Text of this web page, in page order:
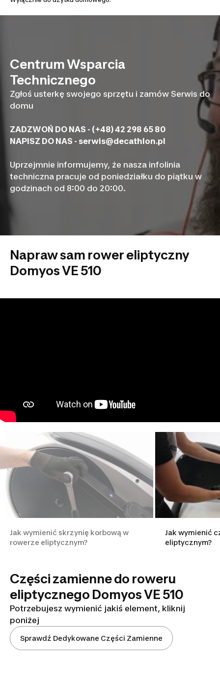
Centrum Wsparcia
Technicznego
Zgłoś usterkę swojego sprzętu i zamów Serwis do
domu
ZADZWOŃ DO NAS - (+48) 42 298 65 80
NAPISZ DO NAS - serwis@decathlon.pl
Uprzejmnie informujemy, że nasza infolinia
techniczna pracuje od poniedziałku do piątku w
godzinach od 8:00 do 20:00.
Napraw sam rower eliptyczny
Domyos VE 510
Jak wymienić skrzynię korbową w
rowerze eliptycznym?
Jak wymienić
eliptycznym?
Części zamienne do roweru
eliptycznego Domyos VE 510
Potrzebujesz wymienić jakiś element, kliknij
poniżej
Sprawdź Dedykowane Części Zamienne